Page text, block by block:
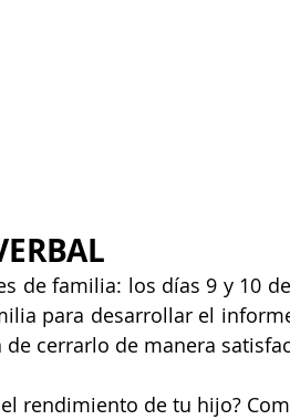
de familia: los días 9 y 10
para desarrollar el
cerrarlo de manera
rendimiento de tu hijo?